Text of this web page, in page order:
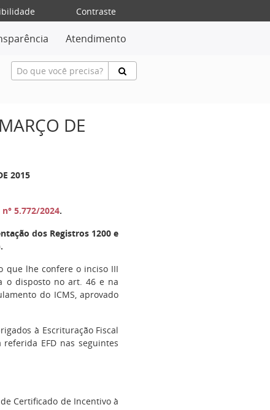
Contraste
Atendimento
DE
2015
5.772/2024.
dos Registros 1200 e
que lhe confere o inciso III
o disposto no art. 46 e na
do ICMS, aprovado
à Escrituração Fiscal
EFD nas seguintes
Certificado de Incentivo à